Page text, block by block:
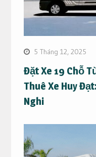
5 Tháng 12, 2025
Đặt Xe 19 Chỗ
Thuê Xe Huy
Nghi